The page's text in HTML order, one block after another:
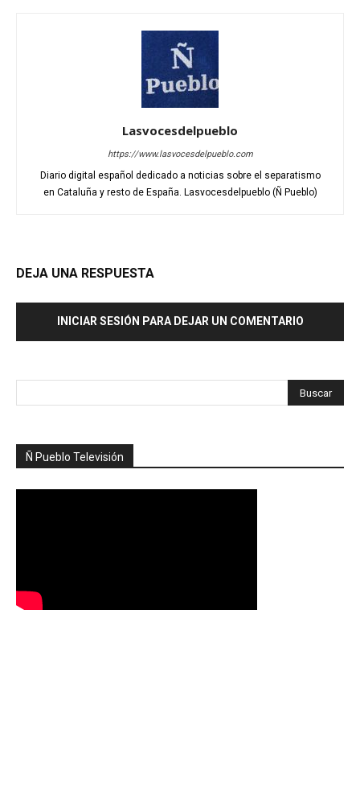
Lasvocesdelpueblo
https://www.lasvocesdelpueblo.com
Diario digital español dedicado a noticias sobre el separatismo
en Cataluña y resto de España. Lasvocesdelpueblo (Ñ Pueblo)
DEJA UNA RESPUESTA
INICIAR SESIÓN PARA DEJAR UN COMENTARIO
Ñ Pueblo Televisión